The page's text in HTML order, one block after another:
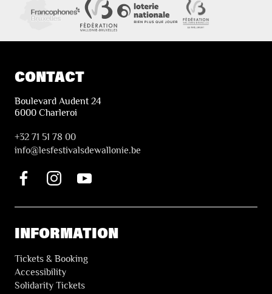
CONTACT
Boulevard Audent 24
6000 Charleroi
+32 71 51 78 00
info@lesfestivalsdewallonie.be
INFORMATION
Tickets & Booking
Accessibility
Solidarity Tickets